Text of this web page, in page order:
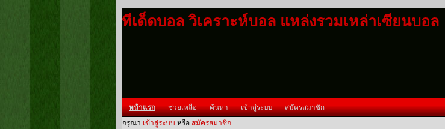
ทีเด็ดบอล วิเคราะห์บอล แหล่งรวมเหล่าเซียนบอล
หน้าแรก ช่วยเหลือ ค้นหา เข้าสู่ระบบ สมัครสมาชิก
กรุณา เข้าสู่ระบบ หรือ สมัครสมาชิก.